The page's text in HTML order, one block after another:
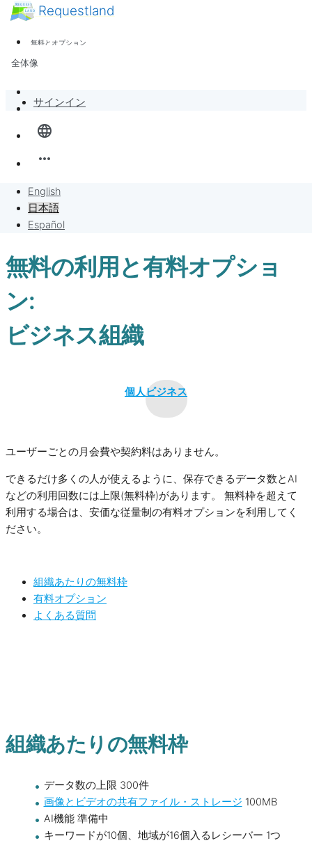
Requestland
無料とオプション
サポート
language
more_horiz
English
日本語
Español
全体像
バンバンボード
リクエスト
リクエストに販売
プロジェクト
ニュース
ピース・アンド・パッションについて
サインイン
無料の利用と有料オプショ
ン:
ビジネス組織
個人ビジネス
ユーザーごとの月会費や契約料はありません。
できるだけ多くの人が使えるように、保存できるデータ数とAI
などの利用回数には上限(無料枠)があります。 無料枠を超えて
利用する場合は、安価な従量制の有料オプションを利用してく
ださい。
組織あたりの無料枠
有料オプション
よくある質問
組織あたりの無料枠
データ数の上限 300件
画像とビデオの共有ファイル・ストレージ 100MB
AI機能 準備中
キーワードが10個、地域が16個入るレシーバー 1つ